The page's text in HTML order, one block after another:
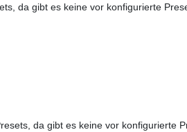
da gibt es keine vor konfigurierte
da gibt es keine vor konfigurierte